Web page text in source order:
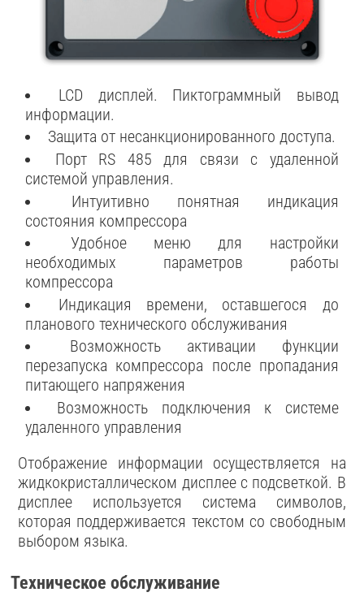
LCD дисплей. Пиктограммный вывод
информации.
Защита от несанкционированного доступа.
Порт RS 485 для связи с удаленной
системой управления.
Интуитивно понятная индикация
состояния компрессора
Удобное меню для настройки
необходимых параметров работы
компрессора
Индикация времени, оставшегося до
планового технического обслуживания
Возможность активации функции
перезапуска компрессора после пропадания
питающего напряжения
Возможность подключения к системе
удаленного управления
Отображение информации осуществляется на
жидкокристаллическом дисплее с подсветкой. В
дисплее используется система символов,
которая поддерживается текстом со свободным
выбором языка.
Техническое обслуживание